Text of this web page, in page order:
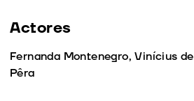
Actores
Fernanda Montenegro, Vinícius
Pêra